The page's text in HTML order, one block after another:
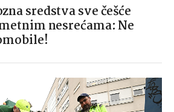
sredstva sve češće
nesrećama: Ne